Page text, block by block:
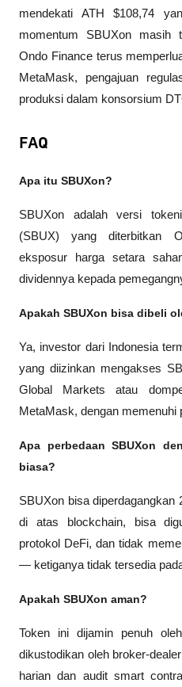
mendekati ATH $108,74
momentum SBUXon masih
Ondo Finance terus
MetaMask, pengajuan
produksi dalam konsorsium
FAQ
Apa itu SBUXon?
SBUXon adalah versi
(SBUX) yang diterbitkan
eksposur harga setara
dividennya kepada
Apakah SBUXon bisa dibeli
Ya, investor dari Indonesia
yang diizinkan mengakses
Global Markets atau
MetaMask, dengan memenuhi
Apa perbedaan SBUXon
biasa?
SBUXon bisa diperdagangkan
di atas blockchain, bisa
protokol DeFi, dan tidak
— ketiganya tidak tersedia
Apakah SBUXon aman?
Token ini dijamin penuh
dikustodikan oleh broker-
harian dan audit smart